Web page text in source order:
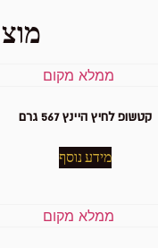
קטשופ לחיץ היינץ 567 גרם
מידע נוסף